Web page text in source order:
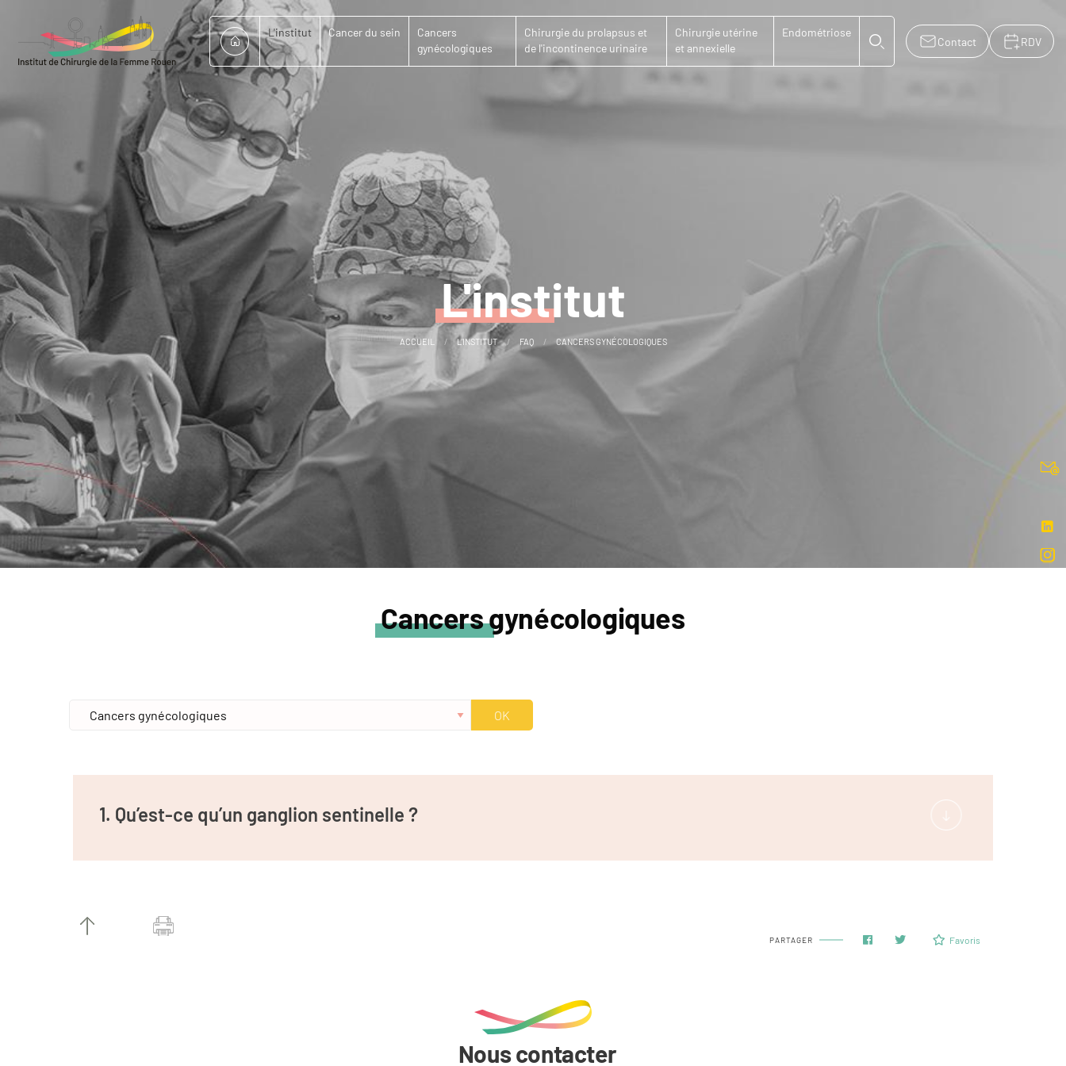
L'institut Cancer du sein
Cancers
gynécologiques
Chirurgie du prolapsus et
de l'incontinence urinaire
Chirurgie utérine
et annexielle
Endométriose
Contact RDV
L'institut
ACCUEIL L'INSTITUT FAQ CANCERS GYNÉCOLOGIQUES
Cancers gynécologiques
1. Qu’est-ce qu’un ganglion sentinelle ?
PARTAGER Favoris
Nous contacter